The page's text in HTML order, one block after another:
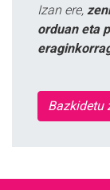
Izan ere,
orduan eta
Bazkidetu